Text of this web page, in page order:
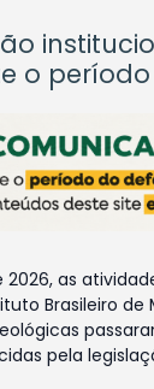
o
2026, as
Brasileiro de
pela